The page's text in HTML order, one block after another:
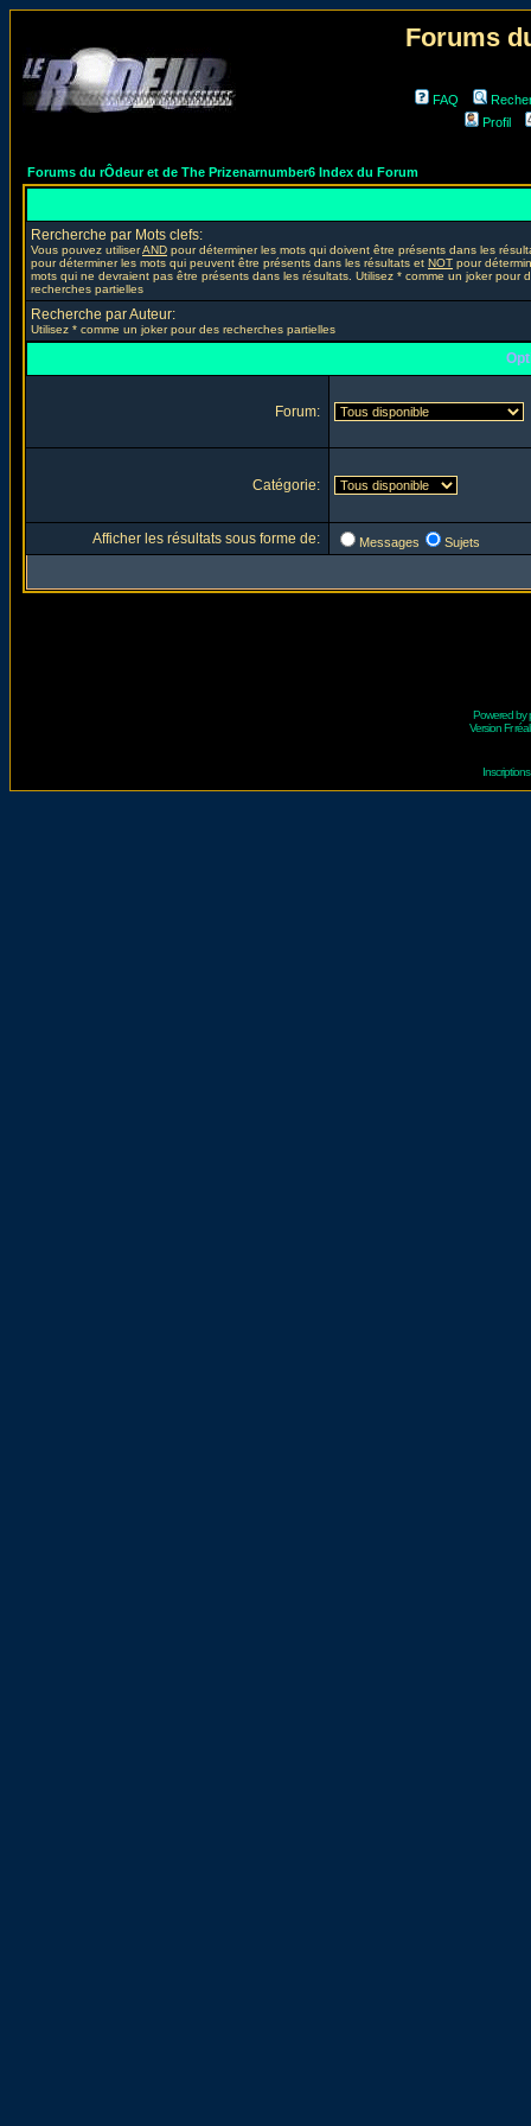
Forums
FAQ
Profil
Forums du rÔdeur et de The Prizenarnumber6 Index du Forum
Rercherche par Mots clefs:
Vous pouvez utiliserAND pour déterminer les mots qui doivent être présents dans les
pour déterminer les mots qui peuvent être présents dans les résultats et NOT pour
mots qui ne devraient pas être présents dans les résultats. Utilisez * comme un joker pour
recherches partielles
Recherche par Auteur:
Utilisez * comme un joker pour des recherches partielles
Forum:
Catégorie:
Afficher les résultats sous forme de: Messages Sujets
Powered by
Version Fr